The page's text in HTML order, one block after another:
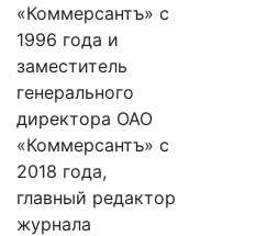
«Коммерсантъ» с
1996 года и
заместитель
генерального
директора ОАО
«Коммерсантъ» с
2018 года,
главный редактор
журнала